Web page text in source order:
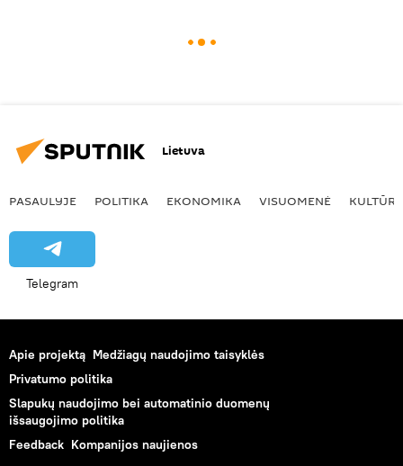
Lietuva
PASAULYJE POLITIKA EKONOMIKA VISUOMENĖ KULTŪRA
Telegram
Apie projektą Medžiagų naudojimo taisyklės
Privatumo politika
Slapukų naudojimo bei automatinio duomenų
išsaugojimo politika
Feedback Kompanijos naujienos